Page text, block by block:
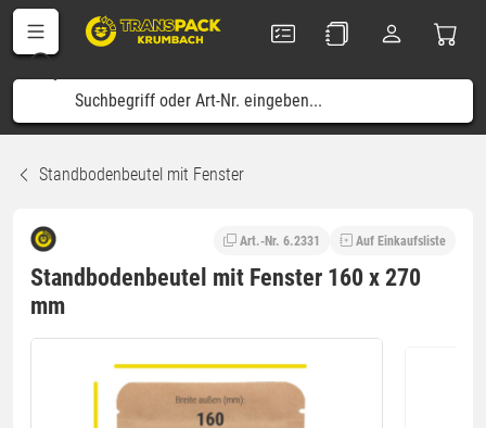
Standbodenbeutel mit Fenster
Art.-Nr. 6.2331 Auf Einkaufsliste
Standbodenbeutel mit Fenster 160 x 270
mm